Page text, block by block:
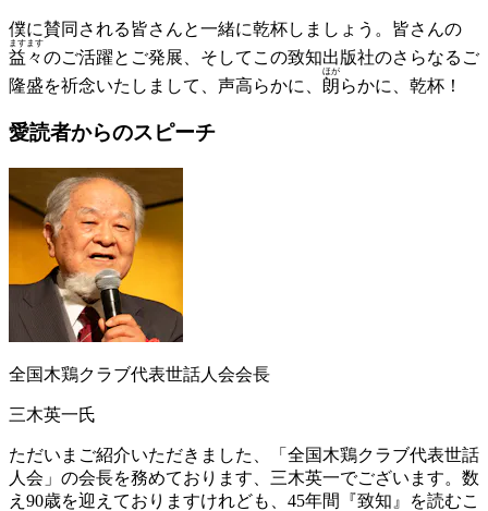
僕に賛同される皆さんと一緒に乾杯しましょう。皆さんの
益々
ますます
のご活躍とご発展、そしてこの致知出版社のさらなるご
隆盛を祈念いたしまして、声高らかに、 朗
ほが
らかに、乾杯！
愛読者からのスピーチ
全国木鶏クラブ代表世話人会会長
三木英一氏
ただいまご紹介いただきました、「全国木鶏クラブ代表世話
人会」の会長を務めております、三木英一でございます。数
え90歳を迎えておりますけれども、45年間『致知』を読むこ